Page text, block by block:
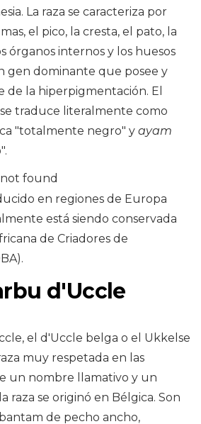
La raza se caracteriza por
el pico, la cresta, el pato, la
órganos internos y los huesos
gen dominante que posee y
de la hiperpigmentación. El
traduce literalmente como
"totalmente negro" y ayam
found
en regiones de Europa
está siendo conservada
de Criadores de
d'Uccle
el d'Uccle belga o el Ukkelse
muy respetada en las
un nombre llamativo y un
raza se originó en Bélgica. Son
de pecho ancho,